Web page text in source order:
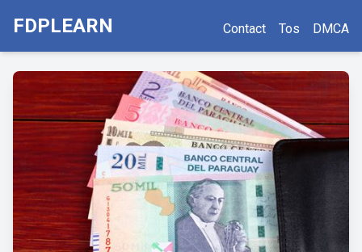
FDPLEARN Contact Tos DMCA